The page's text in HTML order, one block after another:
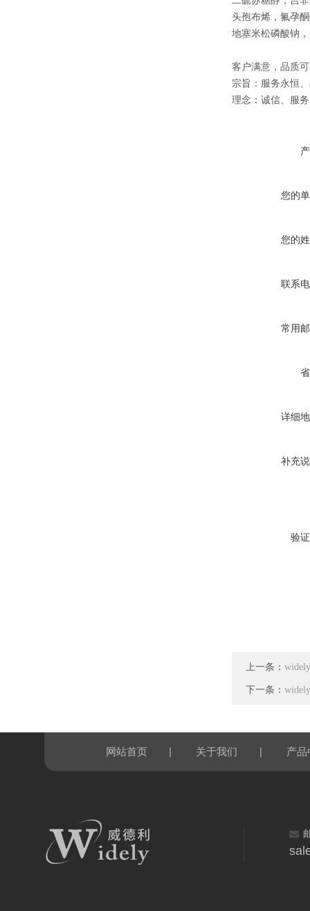
头孢布烯，氟孕
地塞米松磷酸钠
客户满意，品质
宗旨：服务永恒
理念：诚信、服
您的
您的
联系
常用
详细
补充
验
上一条：
下一条：
网站首页 | 关于我们 | 产品